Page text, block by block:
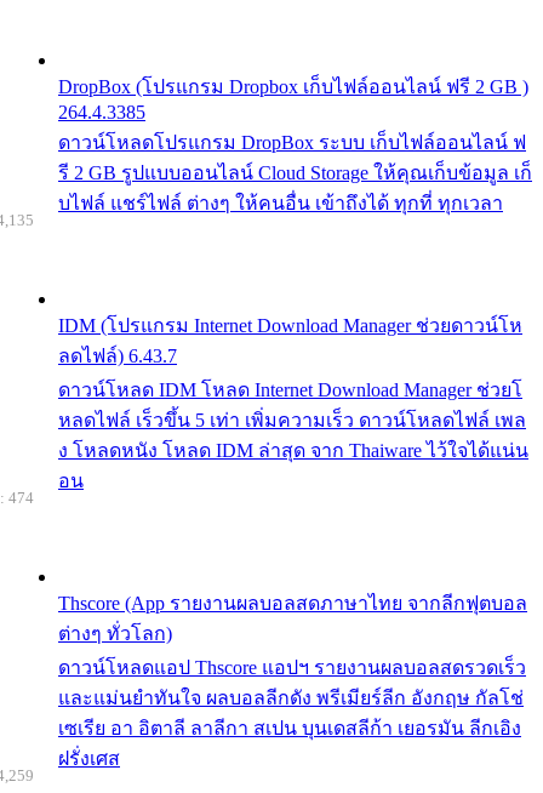
DropBox (โปรแกรม Dropbox เก็บไฟล์ออนไลน์ ฟรี 2 GB )
264.4.3385
ดาวน์โหลดโปรแกรม DropBox ระบบ เก็บไฟล์ออนไลน์ ฟ
รี 2 GB รูปแบบออนไลน์ Cloud Storage ให้คุณเก็บข้อมูล เก็
บไฟล์ แชร์ไฟล์ ต่างๆ ให้คนอื่น เข้าถึงได้ ทุกที่ ทุกเวลา
IDM (โปรแกรม Internet Download Manager ช่วยดาวน์โห
ลดไฟล์) 6.43.7
ดาวน์โหลด IDM โหลด Internet Download Manager ช่วยโ
หลดไฟล์ เร็วขึ้น 5 เท่า เพิ่มความเร็ว ดาวน์โหลดไฟล์ เพล
ง โหลดหนัง โหลด IDM ล่าสุด จาก Thaiware ไว้ใจได้แน่น
อน
Thscore (App รายงานผลบอลสดภาษาไทย จากลีกฟุตบอล
ต่างๆ ทั่วโลก)
ดาวน์โหลดแอป Thscore แอปฯ รายงานผลบอลสดรวดเร็ว
และแม่นยำทันใจ ผลบอลลีกดัง พรีเมียร์ลีก อังกฤษ กัลโช่
เซเรีย อา อิตาลี ลาลีกา สเปน บุนเดสลีก้า เยอรมัน ลีกเอิง
ฝรั่งเศส
474